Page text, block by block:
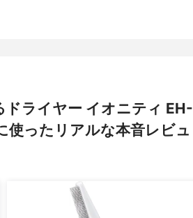
ライヤー イオニティ EH-
使ったリアルな本音レビュ